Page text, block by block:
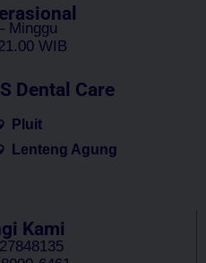
Minggu
WIB
Dental Care
Pluit
Lenteng Agung
Kami